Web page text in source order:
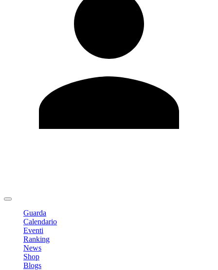
Guarda
Calendario
Eventi
Ranking
News
Shop
Blogs